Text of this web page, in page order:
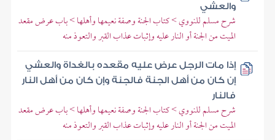
والعشي
شرح مسلم للنووي > كتاب الجنة وصفة نعيمها وأهلها > باب عرض مقعد
الميت من الجنة أو النار عليه وإثبات عذاب القبر والتعوذ منه
إذا مات الرجل عرض عليه مقعده بالغداة والعشي
إن كان من أهل الجنة فالجنة وإن كان من أهل النار
فالنار
شرح مسلم للنووي > كتاب الجنة وصفة نعيمها وأهلها > باب عرض مقعد
الميت من الجنة أو النار عليه وإثبات عذاب القبر والتعوذ منه